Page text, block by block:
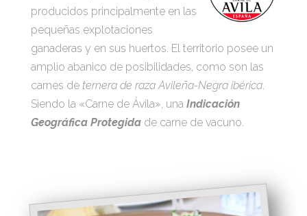
producidos principalmente en las
pequeñas explotaciones
ganaderas y en sus huertos. El territorio posee un
amplio abanico de posibilidades, como son las
carnes de ternera de raza Avileña-Negra ibérica.
Siendo la «Carne de Ávila», una Indicación
Geográfica Protegidade carne de vacuno.